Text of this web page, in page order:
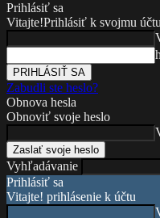
Prihlásiť sa
Vitajte!Prihlásiť k svojmu účtu
Zabudli ste heslo?
Obnova hesla
Obnoviť svoje heslo
Vyhľadávanie
Prihlásiť sa
Vitajte! prihlásenie k účtu